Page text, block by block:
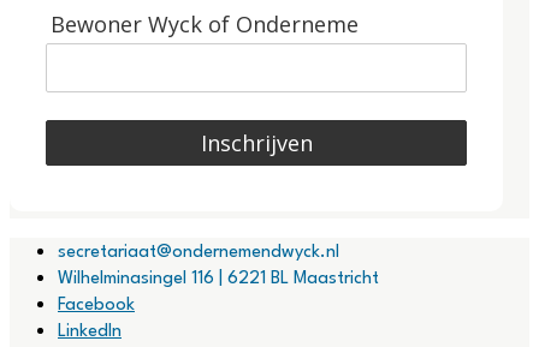
Bewoner Wyck of Onderneme
Inschrijven
secretariaat@ondernemendwyck.nl
Wilhelminasingel 116 | 6221 BL Maastricht
Facebook
LinkedIn